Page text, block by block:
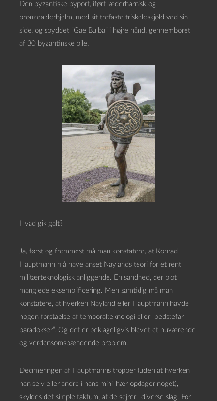
Den byzantiske byport, iført læderharnisk og
bronzealderhjelm, med sit trofaste triskeleskjold ved sin
side, og spyddet “Gae Bulba” i højre hånd, gennemboret
af 30 byzantinske pile.
Hvad gik galt?
Ja, først og fremmest må man konstatere, at Konrad
Hauptmann må have anset Naylands teori for et rent
militærteknologisk anliggende. En sandhed, der blot
manglede eksemplificering. Men samtidig må man
konstatere, at hverken Nayland eller Hauptmann havde
nogen forståelse af temporalteknologi eller “bedstefar-
paradokser”. Og det er beklageligvis blevet et nuværende
og verdensomspændende problem.
Decimeringen af Hauptmanns tropper (uden at hverken
han selv eller andre i hans mini-hær opdager noget),
skyldes det simple faktum, at de sejrer i diverse slag. For